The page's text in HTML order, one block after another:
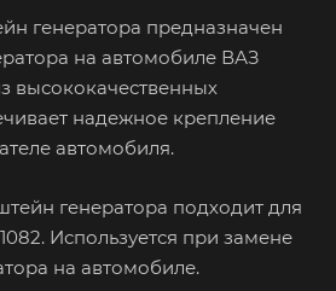
генератора предназначен
на автомобиле ВАЗ
высококачественных
надежное крепление
автомобиля.
генератора подходит для
Используется при замене
на автомобиле.